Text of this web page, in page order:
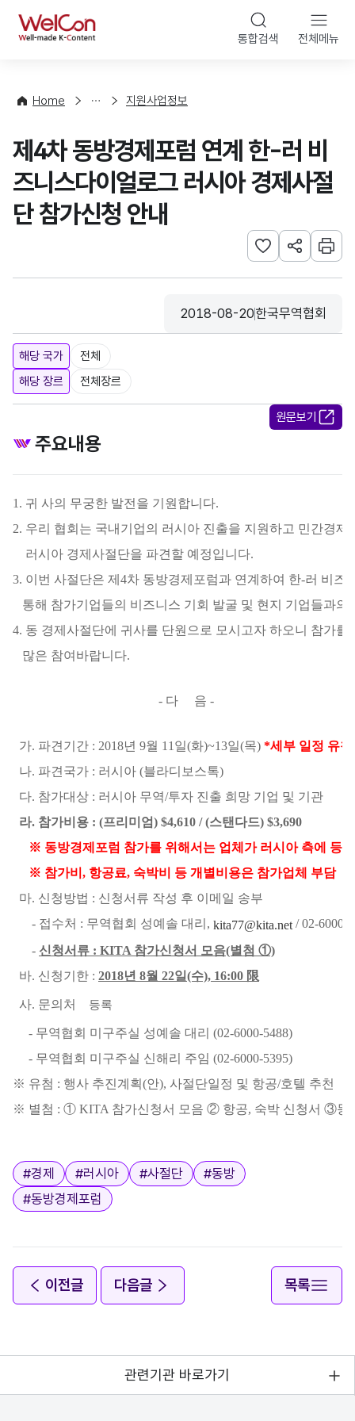
WelCon 통합검색 전체메뉴
Home
사
청
지원사업정보
제4차 동방경제포럼 연계 한-러 비
즈니스다이얼로그 러시아 경제사절
단 참가신청 안내
관심사 등록하기
URL 공유하
인쇄
등록일
2018-08-20
수집기관
한국무역협회
해당 국가
전체
해당 장르
전체장르
원문보기
주요내용
1. 귀 사의 무궁한 발전을 기원합니다.
2. 우리 협회는 국내기업의 러시아 진출을 지원하고 민간경제
러시아 경제사절단을 파견할 예정입니다.
3. 이번 사절단은 제4차 동방경제포럼과 연계하여 한-러 비즈
통해 참가기업들의 비즈니스 기회 발굴 및 현지 기업들과
4. 동 경제사절단에 귀사를 단원으로 모시고자 하오니 참가
많은 참여 바랍니다.
- 다 음 -
가. 파견기간 : 2018년 9월 11일(화)~13일(목) *세부 일정 유첨
나. 파견국가 : 러시아 (블라디보스톡)
다. 참가대상 : 러시아 무역/투자 진출 희망 기업 및 기관
라. 참가비용 : (프리미엄) $4,610 / (스탠다드) $3,690
※ 동방경제포럼 참가를 위해서는 업체가 러시아 측에 등
※ 참가비, 항공료, 숙박비 등 개별비용은 참가업체 부담
마. 신청방법 : 신청서류 작성 후 이메일 송부
- 접수처 : 무역협회 성예솔 대리, kita77@kita.net / 02-6000-
- 신청서류 : KITA 참가신청서 모음(별첨 ①)
바. 신청기한 : 2018년 8월 22일(수), 16:00 限
사. 문의처 등록
- 무역협회 미구주실 성예솔 대리 (02-6000-5488)
- 무역협회 미구주실 신해리 주임 (02-6000-5395)
※ 유첨 : 행사 추진계획(안), 사절단일정 및 항공/호텔 추천
※ 별첨 : ① KITA 참가신청서 모음 ② 항공, 숙박 신청서 ③동
태그
#경제 #러시아 #사절단 #동방
#동방경제포럼
이전글 다음글 목록
관련기관 바로가기